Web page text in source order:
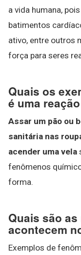
a vida humana,
batimentos
ativo, entre outros
força para seres
Quais os
é uma
Assar um pão ou
sanitária nas
acender uma vela
fenômenos
forma.
Quais são
acontecem
Exemplos de